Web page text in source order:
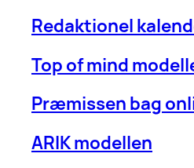
Redaktionel
Top of mind
Præmissen bag
ARIK modellen